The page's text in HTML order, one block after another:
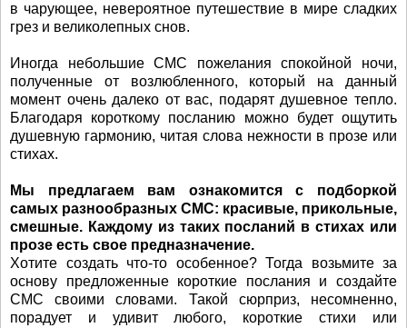
в чарующее, невероятное путешествие в мире сладких
грез и великолепных снов.
Иногда небольшие СМС пожелания спокойной ночи,
полученные от возлюбленного, который на данный
момент очень далеко от вас, подарят душевное тепло.
Благодаря короткому посланию можно будет ощутить
душевную гармонию, читая слова нежности в прозе или
стихах.
Мы предлагаем вам ознакомится с подборкой
самых разнообразных СМС: красивые, прикольные,
смешные. Каждому из таких посланий в стихах или
прозе есть свое предназначение.
Хотите создать что-то особенное? Тогда возьмите за
основу предложенные короткие послания и создайте
СМС своими словами. Такой сюрприз, несомненно,
порадует и удивит любого, короткие стихи или